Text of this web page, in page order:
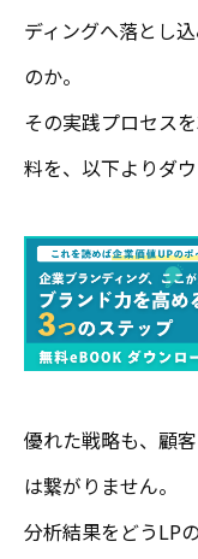
ディングへ落とし
のか。
その実践プロセス
料を、以下よりダ
優れた戦略も、顧
は繋がりません。
分析結果をどうLP